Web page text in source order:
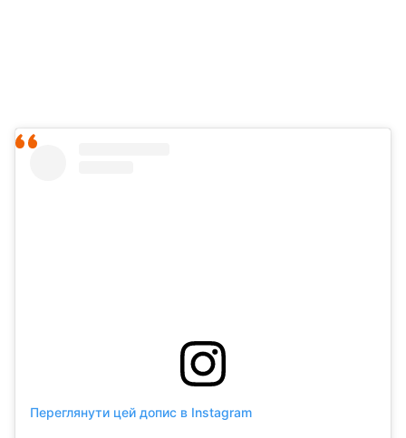
Переглянути цей допис в Instagram